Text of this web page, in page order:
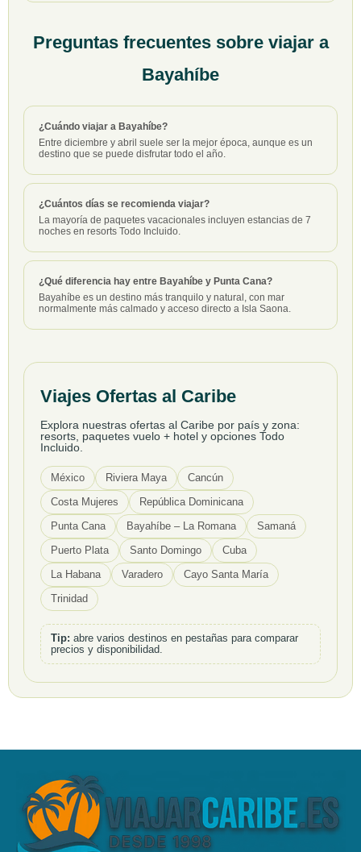
Preguntas frecuentes sobre viajar a
Bayahíbe
¿Cuándo viajar a Bayahíbe?
Entre diciembre y abril suele ser la mejor época, aunque es un
destino que se puede disfrutar todo el año.
¿Cuántos días se recomienda viajar?
La mayoría de paquetes vacacionales incluyen estancias de 7
noches en resorts Todo Incluido.
¿Qué diferencia hay entre Bayahíbe y Punta Cana?
Bayahíbe es un destino más tranquilo y natural, con mar
normalmente más calmado y acceso directo a Isla Saona.
Viajes Ofertas al Caribe
Explora nuestras ofertas al Caribe por país y zona:
resorts, paquetes vuelo + hotel y opciones Todo
Incluido.
México Riviera Maya
Cancún
Costa Mujeres
República Dominicana
Punta Cana
Bayahíbe – La Romana
Samaná
Puerto Plata
Santo Domingo
Cuba
La Habana
Varadero
Cayo Santa María
Trinidad
Tip: abre varios destinos en pestañas para comparar
precios y disponibilidad.